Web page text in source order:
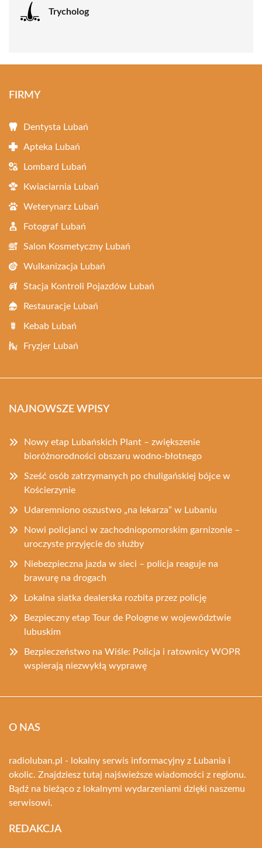
Trycholog
FIRMY
Dentysta Lubań
Apteka Lubań
Lombard Lubań
Kwiaciarnia Lubań
Weterynarz Lubań
Fotograf Lubań
Salon Kosmetyczny Lubań
Wulkanizacja Lubań
Stacja Kontroli Pojazdów Lubań
Restauracje Lubań
Kebab Lubań
Fryzjer Lubań
NAJNOWSZE WPISY
Nowy etap Lubańskich Plant – zwiększenie
bioróżnorodności obszaru wodno-błotnego
Sześć osób zatrzymanych po chuligańskiej bójce w
Kościerzynie
Udaremniono oszustwo „na lekarza” w Lubaniu
Nowi policjanci w zachodniopomorskim garnizonie –
uroczyste przyjęcie do służby
Niebezpieczna jazda w sieci – policja reaguje na
brawurę na drogach
Lokalna siatka dealerska rozbita przez policję
Bezpieczny etap Tour de Pologne w województwie
lubuskim
Bezpieczeństwo na Wiśle: Policja i ratownicy WOPR
wspierają niezwykłą wyprawę
O NAS
radioluban.pl - lokalny serwis informacyjny z Lubania i
okolic. Znajdziesz tutaj najświeższe wiadomości z regionu.
Bądź na bieżąco z lokalnymi wydarzeniami dzięki naszemu
serwisowi.
REDAKCJA